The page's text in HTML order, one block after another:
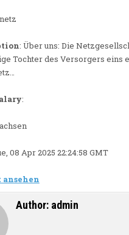
: Über uns: Die
Tochter des Versorgers eins
:
08 Apr 2025 22:24:58 GMT
ansehen
Author: admin